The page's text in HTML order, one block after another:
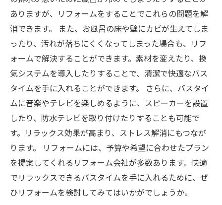
ありますが、リフォームをすることでこれらの問題を解
消できます。 また、お風呂の床や壁にカビが生えてしま
ったり、汚れが落ちにくくなってしまった場合も、リフ
ォームで解決することができます。素材を変えたり、換
気システムを導入したりすることで、清潔で快適なバス
タイムを手に入れることができます。 さらに、バスタイ
ムに音楽やテレビを楽しめるように、スピーカーを設置
したり、防水テレビを取り付けたりすることも可能で
す。リラックス効果が高まり、ストレス解消にもつなが
ります。 リフォームには、予算や希望に合わせたプラン
を提案してくれるリフォーム会社が多数あります。快適
でリラックスできるバスタイムを手に入れるために、ぜ
ひリフォームを検討してみてはいかがでしょうか。